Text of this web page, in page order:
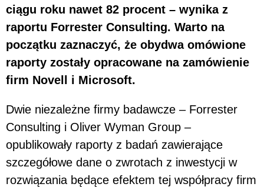
ciągu roku nawet 82 procent – wynika z
raportu Forrester Consulting. Warto na
początku zaznaczyć, że obydwa omówione
raporty zostały opracowane na zamówienie
firm Novell i Microsoft.
Dwie niezależne firmy badawcze – Forrester
Consulting i Oliver Wyman Group –
opublikowały raporty z badań zawierające
szczegółowe dane o zwrotach z inwestycji w
rozwiązania będące efektem tej współpracy firm